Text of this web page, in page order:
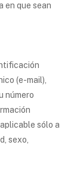
en que sean
(e-mail),
número
sólo a
sexo,